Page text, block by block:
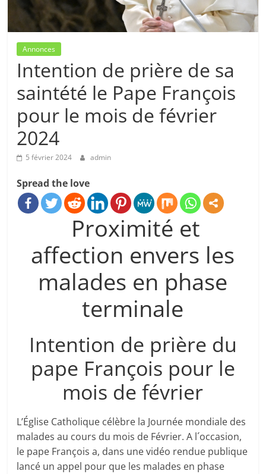
Annonces
Intention de prière de sa
saintété le Pape François
pour le mois de février
2024
5 février 2024 admin
Spread the love
Proximité et
affection envers les
malades en phase
terminale
Intention de prière du
pape François pour le
mois de février
L’Église Catholique célèbre la Journée mondiale des
malades au cours du mois de Février. A l´occasion,
le pape François a, dans une vidéo rendue publique
lancé un appel pour que les malades en phase